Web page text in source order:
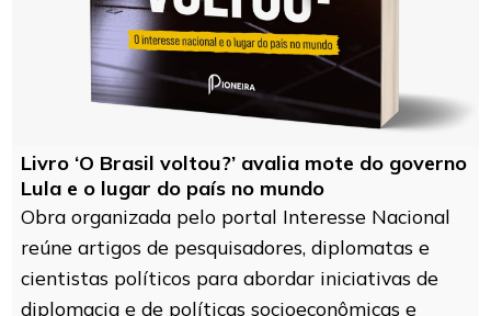
Livro ‘O Brasil voltou?’ avalia mote do governo
Lula e o lugar do país no mundo
Obra organizada pelo portal Interesse Nacional
reúne artigos de pesquisadores, diplomatas e
cientistas políticos para abordar iniciativas de
diplomacia e de políticas socioeconômicas e